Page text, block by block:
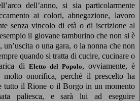
dell’anno, si sia particolarmente
ai colori, abnegazione, lavoro
senza vincolo di età o di iscrizione al
il giovane tamburino che non si è
un’uscita o una gara, o la nonna che non
quando si tratta di cucire, cucinare o
di Eletto del Popolo, ovviamente, è
molto onorifica, perché il prescelto ha
tutto il Rione o il Borgo in un momento
paliesca, e sarà lui ad eseguire